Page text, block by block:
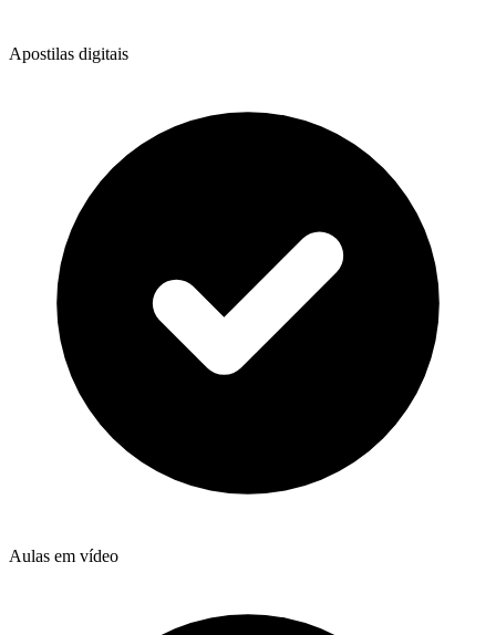
Apostilas digitais
Aulas em vídeo